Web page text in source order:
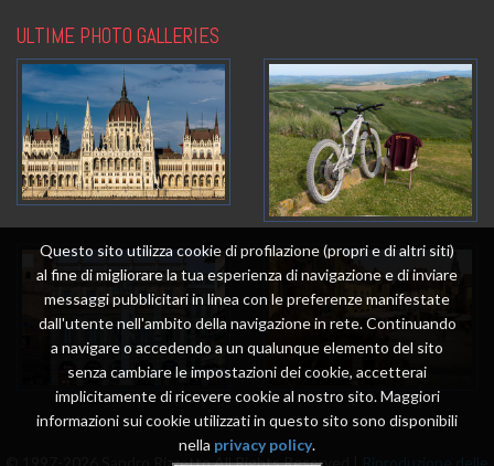
ULTIME PHOTO GALLERIES
© 1997-2026 Sandro Rizzetto All Rights Reserved |
Questo sito utilizza cookie di profilazione (propri e di altri siti)
al fine di migliorare la tua esperienza di navigazione e di inviare
messaggi pubblicitari in linea con le preferenze manifestate
dall'utente nell'ambito della navigazione in rete. Continuando
a navigare o accedendo a un qualunque elemento del sito
senza cambiare le impostazioni dei cookie, accetterai
implicitamente di ricevere cookie al nostro sito. Maggiori
informazioni sui cookie utilizzati in questo sito sono disponibili
nella privacy policy.